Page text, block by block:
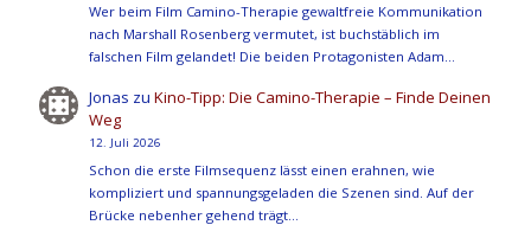
Wer beim Film Camino-Therapie gewaltfreie Kommunikation
nach Marshall Rosenberg vermutet, ist buchstäblich im
falschen Film gelandet! Die beiden Protagonisten Adam…
Jonas zuKino-Tipp: Die Camino-Therapie – Finde Deinen
Weg
12. Juli 2026
Schon die erste Filmsequenz lässt einen erahnen, wie
kompliziert und spannungsgeladen die Szenen sind. Auf der
Brücke nebenher gehend trägt…